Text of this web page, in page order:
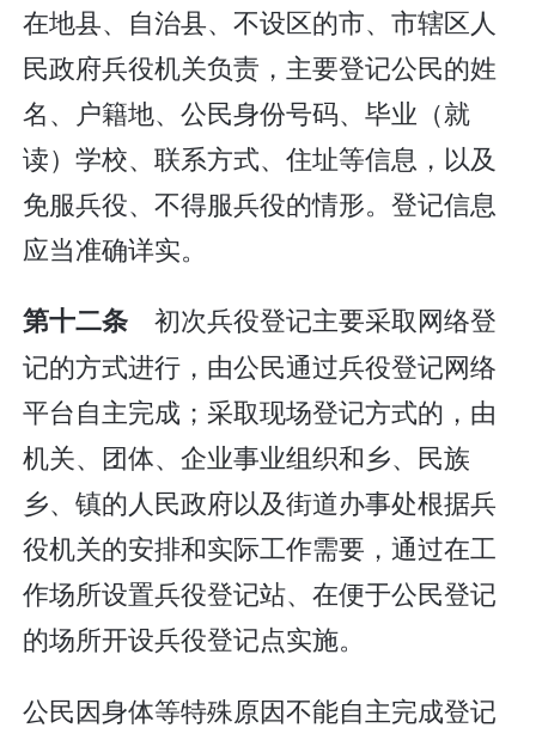
在地县、自治县、不设区的市、市辖区人
民政府兵役机关负责，主要登记公民的姓
名、户籍地、公民身份号码、毕业（就
读）学校、联系方式、住址等信息，以及
免服兵役、不得服兵役的情形。登记信息
应当准确详实。
第十二条初次兵役登记主要采取网络登
记的方式进行，由公民通过兵役登记网络
平台自主完成；采取现场登记方式的，由
机关、团体、企业事业组织和乡、民族
乡、镇的人民政府以及街道办事处根据兵
役机关的安排和实际工作需要，通过在工
作场所设置兵役登记站、在便于公民登记
的场所开设兵役登记点实施。
公民因身体等特殊原因不能自主完成登记